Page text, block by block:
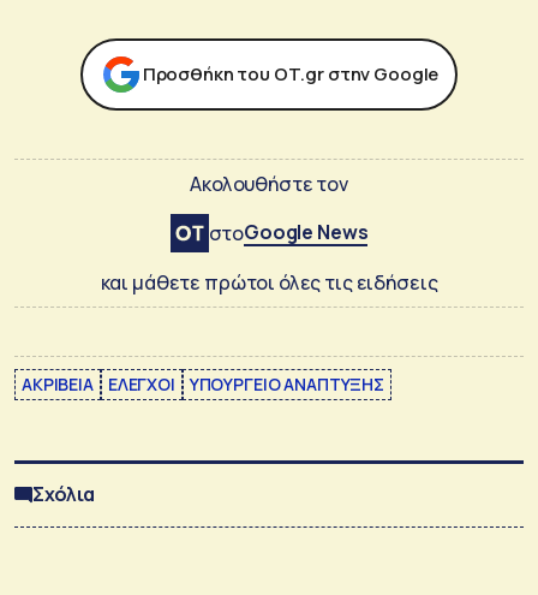
Προσθήκη του ΟΤ.gr στην Google
Ακολουθήστε τον
στοGoogle News
και μάθετε πρώτοι όλες τις ειδήσεις
ΑΚΡΙΒΕΙΑ ΕΛΕΓΧΟΙ ΥΠΟΥΡΓΕΙΟ ΑΝΑΠΤΥΞΗΣ
Σχόλια